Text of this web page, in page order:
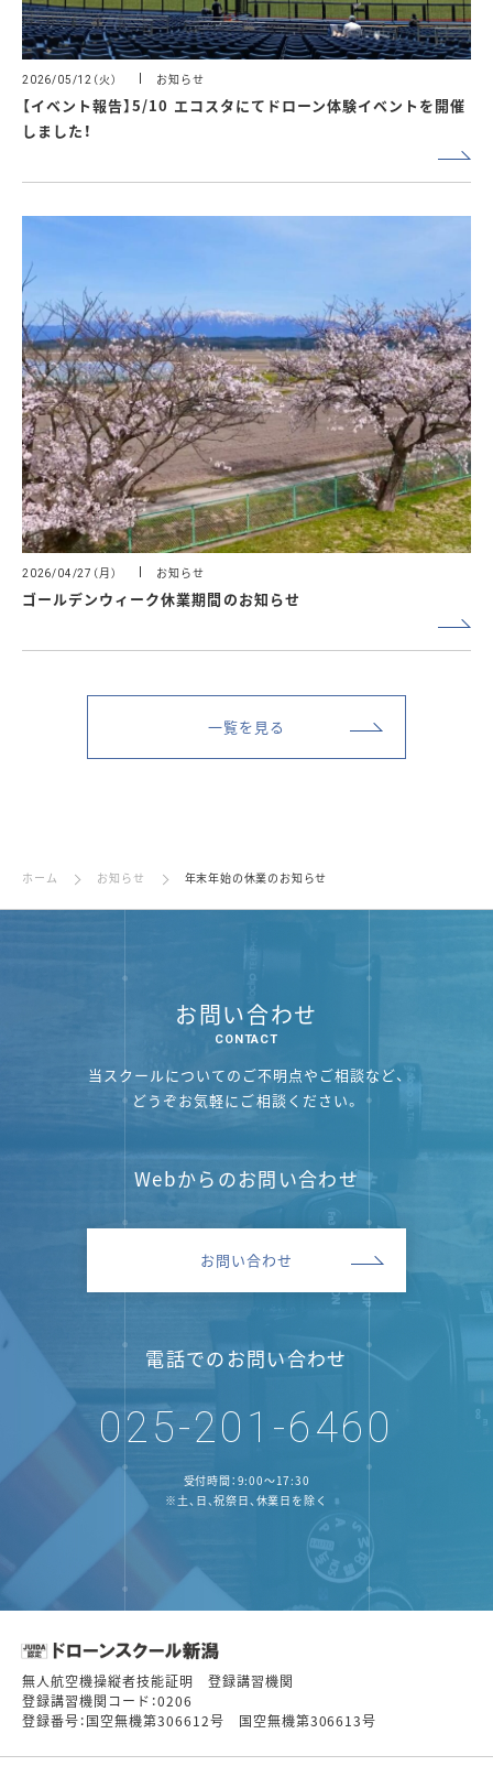
2026/05/12 （火） お知らせ
【イベント報告】5/10 エコスタにてドローン体験イベントを開催
しました！
2026/04/27 （月） お知らせ
ゴールデンウィーク休業期間のお知らせ
一覧を見る
ホーム お知らせ 年末年始の休業のお知らせ
お問い合わせ
当スクールについてのご不明点やご相談など、
どうぞお気軽にご相談ください。
Webからのお問い合わせ
お問い合わせ
電話でのお問い合わせ
025-201-6460
受付時間：9:00～17:30
※土、日、祝祭日、休業日を除く
無人航空機操縦者技能証明 登録講習機関
登録講習機関コード：0206
登録番号：国空無機第306612号 国空無機第306613号